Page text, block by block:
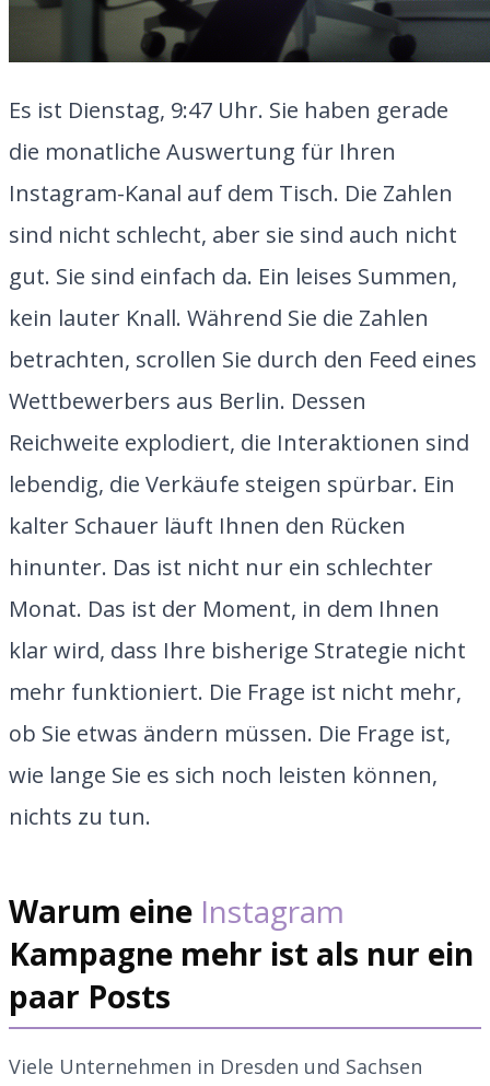
Es ist Dienstag, 9:47 Uhr. Sie haben gerade
die monatliche Auswertung für Ihren
Instagram-Kanal auf dem Tisch. Die Zahlen
sind nicht schlecht, aber sie sind auch nicht
gut. Sie sind einfach da. Ein leises Summen,
kein lauter Knall. Während Sie die Zahlen
betrachten, scrollen Sie durch den Feed eines
Wettbewerbers aus Berlin. Dessen
Reichweite explodiert, die Interaktionen sind
lebendig, die Verkäufe steigen spürbar. Ein
kalter Schauer läuft Ihnen den Rücken
hinunter. Das ist nicht nur ein schlechter
Monat. Das ist der Moment, in dem Ihnen
klar wird, dass Ihre bisherige Strategie nicht
mehr funktioniert. Die Frage ist nicht mehr,
ob Sie etwas ändern müssen. Die Frage ist,
wie lange Sie es sich noch leisten können,
nichts zu tun.
Warum eine Instagram
Kampagne mehr ist als nur ein
paar Posts
Viele Unternehmen in Dresden und Sachsen